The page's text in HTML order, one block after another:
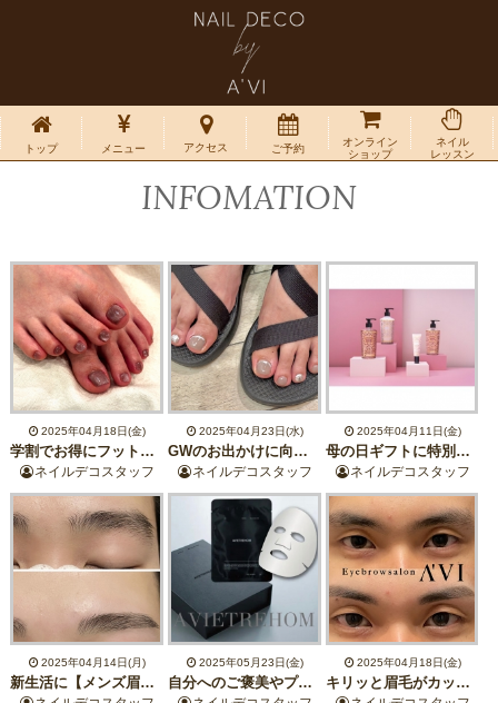
トップ メニュー アクセス ご予約
オンライン
ショップ
ネイル
レッスン
INFOMATION
2025年04月18日(金)
学割でお得にフットネイル♪
ネイルデコスタッフ
2025年04月23日(水)
GWのお出かけに向けてフットネイル♪
ネイルデコスタッフ
2025年04月11日(金)
母の日ギフトに特別な香りの贈り物♪
ネイルデコスタッフ
2025年04月14日(月)
新生活に【メンズ眉毛スタイリング】
2025年05月23日(金)
自分へのご褒美やプレゼントに◎オールインワンフェイスパックのご紹介♪
2025年04月18日(金)
キリッと眉毛がカッコいい！【メンズ眉毛スタイリング】